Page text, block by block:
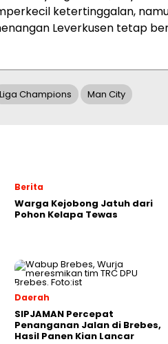
ketertinggalan,
Leverkusen tetap
Liga Champions Man City
Berita
Warga Kejobong Jatuh dari
Pohon Kelapa Tewas
Daerah
SIPJAMAN Percepat
Penanganan Jalan di Brebes,
Hasil Panen Kian Lancar